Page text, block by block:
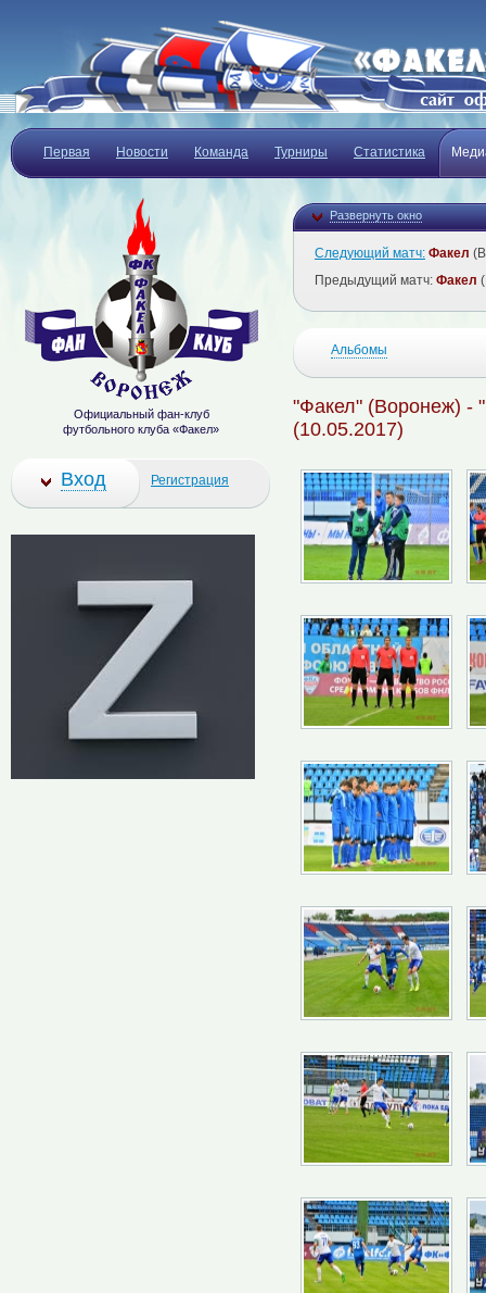
Первая Новости Команда Турниры Статистика
Развернуть окно
Следующий матч: Факел
Предыдущий матч: Факел
Альбомы
"Факел" (Воронеж) -
(10.05.2017)
Официальный фан-клуб
футбольного клуба «Факел»
Вход Регистрация